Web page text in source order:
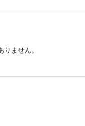
ません。